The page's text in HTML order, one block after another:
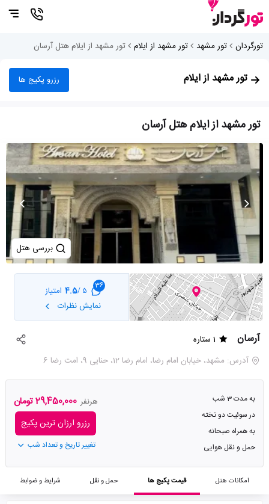
تورگردان تور مشهد تور مشهد از ایلام تور مشهد از ایلام هتل آرسان
تور مشهد از ایلام رزرو پکیج ها
تور مشهد از ایلام هتل آرسان
بررسی هتل
36
5 /
4.5 امتیاز
نمایش نظرات
آرسان
1 ستاره
آدرس: مشهد، خیابان امام رضا، امام رضا 12، حنایی 9، امت رضا 6
به مدت 3 شب
در سوئیت دو تخته
به همراه صبحانه
حمل و نقل هوایی
هرنفر 29,450,000 تومان
رزرو ارزان ترین پکیج
تغییر تاریخ و تعداد شب
امکانات هتل قیمت پکیج ها حمل و نقل شرایط و ضوابط